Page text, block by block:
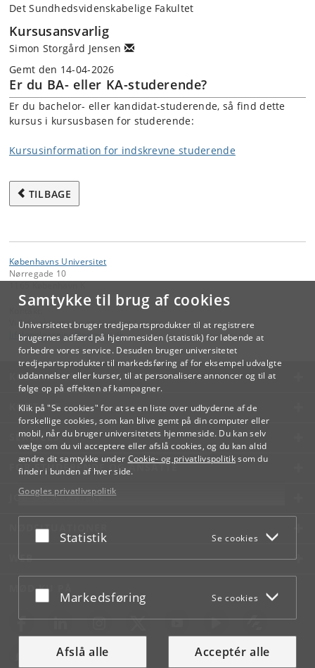
Samtykke til brug af cookies
Universitetet bruger tredjepartsprodukter til at registrere
brugernes adfærd på hjemmesiden (statistik) for løbende at
forbedre vores service. Desuden bruger universitetet
tredjepartsprodukter til markedsføring af for eksempel udvalgte
uddannelser eller kurser, til at personalisere annoncer og til at
følge op på effekten af kampagner.
Klik på "Se cookies" for at se en liste over udbyderne af de
forskellige cookies, som kan blive gemt på din computer eller
mobil, når du bruger universitetets hjemmeside. Du kan selv
vælge om du vil acceptere eller afslå cookies, og du kan altid
ændre dit samtykke under Cookie- og privatlivspolitiksom du
finder i bunden af hver side.
Googles privatlivspolitik
Acceptér eller afslå
Statistik Se cookies
Acceptér eller afslå
Markedsføring Se cookies
Afslå alle Acceptér alle
Det Sundhedsvidenskabelige Fakultet
Kursusansvarlig
Simon Storgård Jensen
Gemt den 14-04-2026
Er du BA- eller KA-studerende?
Er du bachelor- eller kandidat-studerende, så find dette
kursus i kursusbasen for studerende:
Kursusinformation for indskrevne studerende
TILBAGE
Københavns Universitet
Nørregade 10
Videreuddannelse og Livslang Læring
lifelonglearning@adm.ku.dk
KØBENHAVNS UNIVERSITET
KONTAKT
SERVICES
FOR STUDERENDE OG ANSATTE
JOB OG KARRIERE
NØDSITUATIONER
WEB
MØD KU PÅ